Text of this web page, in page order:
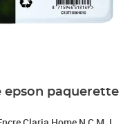
epson paquerette